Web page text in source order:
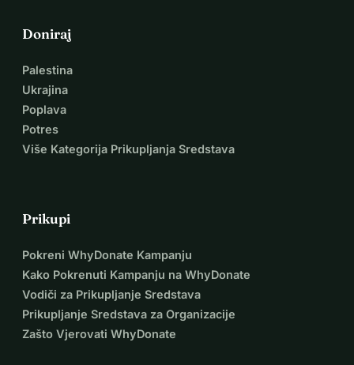
Doniraj
Palestina
Ukrajina
Poplava
Potres
Više Kategorija Prikupljanja Sredstava
Prikupi
Pokreni WhyDonate Kampanju
Kako Pokrenuti Kampanju na WhyDonate
Vodiči za Prikupljanje Sredstava
Prikupljanje Sredstava za Organizacije
Zašto Vjerovati WhyDonate